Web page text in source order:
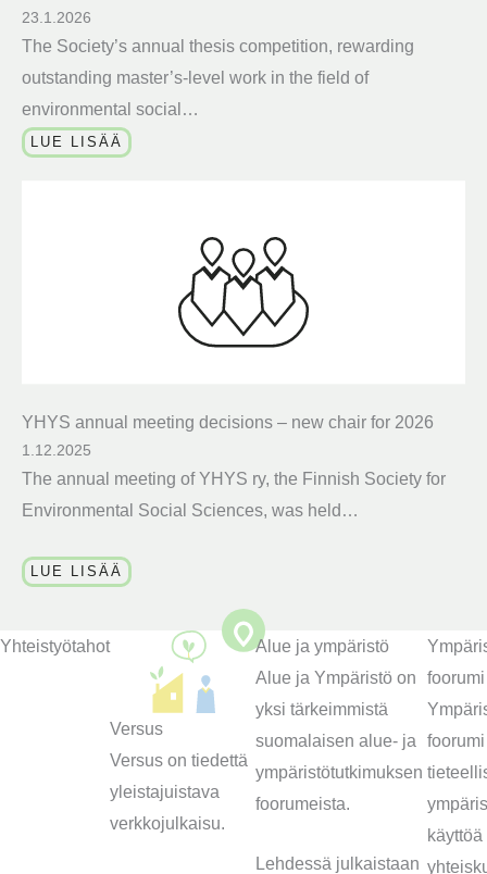
23.1.2026
The Society’s annual thesis competition, rewarding
outstanding master’s-level work in the field of
environmental social…
LUE LISÄÄ
YHYS annual meeting decisions – new chair for 2026
1.12.2025
The annual meeting of YHYS ry, the Finnish Society for
Environmental Social Sciences, was held…
LUE LISÄÄ
Yhteistyötahot
Versus
Versus on tiedettä
yleistajuistava
verkkojulkaisu.
Alue ja ympäristö
Alue ja Ympäristö on
yksi tärkeimmistä
suomalaisen alue- ja
ympäristötutkimuksen
foorumeista.
Lehdessä julkaistaan
foorumi
käyttöä